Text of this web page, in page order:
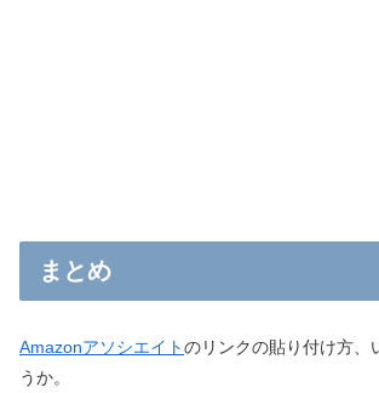
まとめ
Amazonアソシエイトのリンクの貼り付け方、
うか。